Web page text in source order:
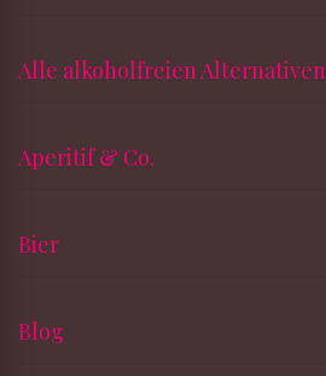
Alle alkoholfreien Alternativen
Aperitif & Co.
Bier
Blog